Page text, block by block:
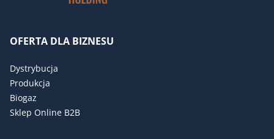
OFERTA DLA BIZNESU
Dystrybucja
Produkcja
Biogaz
Sklep Online B2B